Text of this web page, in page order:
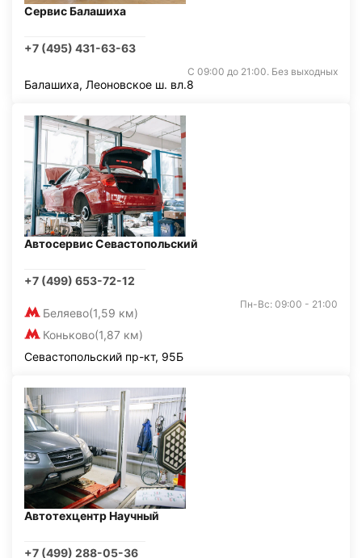
Сервис Балашиха
+7 (495) 431-63-63
С 09:00 до 21:00. Без выходных
Балашиха, Леоновское ш. вл.8
Автосервис Севастопольский
+7 (499) 653-72-12
Беляево(1,59 км)
Коньково(1,87 км)
Пн-Вс: 09:00 - 21:00
Севастопольский пр-кт, 95Б
Автотехцентр Научный
+7 (499) 288-05-36